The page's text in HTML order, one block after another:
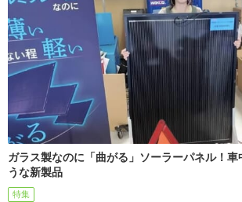
ガラス製なのに「曲がる」ソーラーパネル！
うな新製品
特集